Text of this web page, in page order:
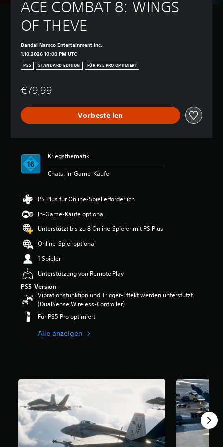
ACE COMBAT 8: WINGS
OF THEVE
Bandai Namco Entertainment Inc.
1.10.2026 10:00 PM UTC
PS5 STANDARD EDITION FÜR PS5 PRO OPTIMIERT
€79,99
Vorbestellen
Kriegsthematik
Chats, In-Game-Käufe
PS Plus für Online-Spiel erforderlich
In-Game-Käufe optional
Unterstützt bis zu 8 Online-Spieler mit PS Plus
Online-Spiel optional
1 Spieler
Unterstützung von Remote Play
PS5-Version
Vibrationsfunktion und Trigger-Effekt werden unterstützt
(DualSense Wireless-Controller)
Für PS5 Pro optimiert
Alle anzeigen